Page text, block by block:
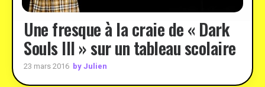
Une fresque à la craie de « Dark
Souls III » sur un tableau scolaire
23 mars 2016 by Julien